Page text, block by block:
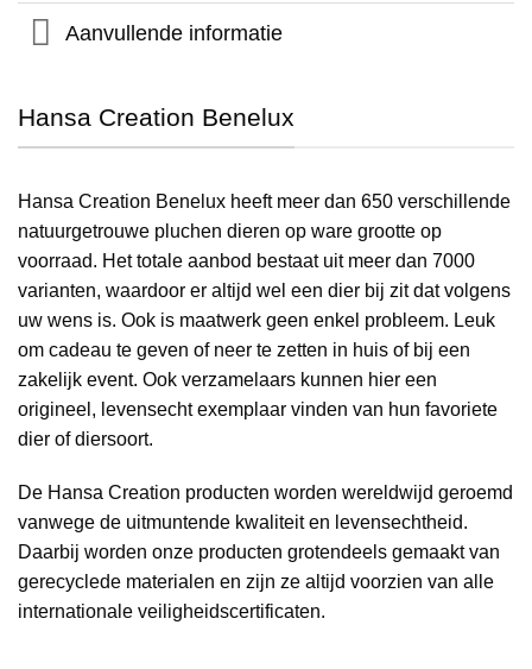
Aanvullende informatie
Hansa Creation Benelux
Hansa Creation Benelux heeft meer dan 650 verschillende
natuurgetrouwe pluchen dieren op ware grootte op
voorraad. Het totale aanbod bestaat uit meer dan 7000
varianten, waardoor er altijd wel een dier bij zit dat volgens
uw wens is. Ook is maatwerk geen enkel probleem. Leuk
om cadeau te geven of neer te zetten in huis of bij een
zakelijk event. Ook verzamelaars kunnen hier een
origineel, levensecht exemplaar vinden van hun favoriete
dier of diersoort.
De Hansa Creation producten worden wereldwijd geroemd
vanwege de uitmuntende kwaliteit en levensechtheid.
Daarbij worden onze producten grotendeels gemaakt van
gerecyclede materialen en zijn ze altijd voorzien van alle
internationale veiligheidscertificaten.